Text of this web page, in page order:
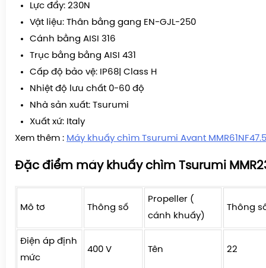
Lực đẩy: 230N
Vật liệu: Thân bằng gang EN-GJL-250
Cánh bằng AISI 316
Trục bằng bằng AISI 431
Cấp độ bảo vệ: IP68| Class H
Nhiệt độ lưu chất 0-60 độ
Nhà sản xuất: Tsurumi
Xuất xứ: Italy
Xem thêm : Máy khuấy chìm Tsurumi Avant
Đặc điểm máy khuấy chìm Tsurumi
Mô tơ Thông số
Propeller (
cánh khuấy)
Thông
Điện áp định
mức
400 V Tên 22